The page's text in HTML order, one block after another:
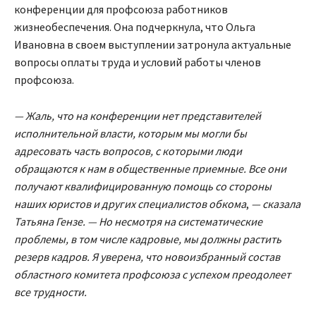
конференции для профсоюза работников
жизнеобеспечения. Она подчеркнула, что Ольга
Ивановна в своем выступлении затронула актуальные
вопросы оплаты труда и условий работы членов
профсоюза.
— Жаль, что на конференции нет представителей
исполнительной власти, которым мы могли бы
адресовать часть вопросов, с которыми люди
обращаются к нам в общественные приемные. Все они
получают квалифицированную помощь со стороны
наших юристов и других специалистов обкома, — сказала
Татьяна Гензе. — Но несмотря на систематические
проблемы, в том числе кадровые, мы должны растить
резерв кадров. Я уверена, что новоизбранный состав
областного комитета профсоюза с успехом преодолеет
все трудности.